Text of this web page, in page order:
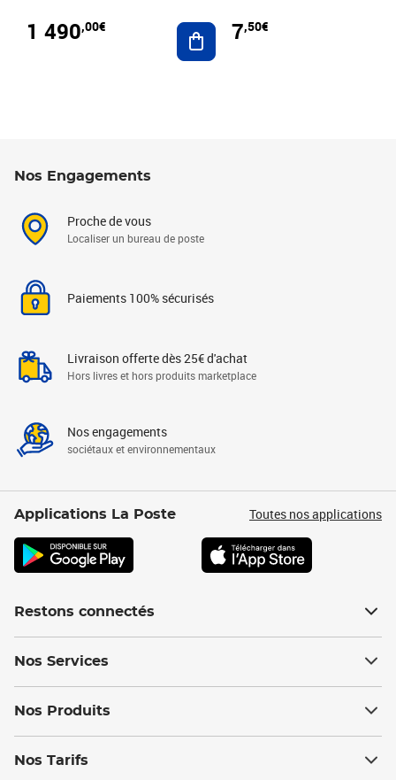
1 490,00€ Ajouter au panier
7,50€
Nos Engagements
Proche de vous
Localiser un bureau de poste
Paiements 100% sécurisés
Livraison offerte dès 25€ d'achat
Hors livres et hors produits marketplace
Nos engagements
sociétaux et environnementaux
Applications La Poste Toutes nos applications
Restons connectés
Nos Services
Nos Produits
Nos Tarifs